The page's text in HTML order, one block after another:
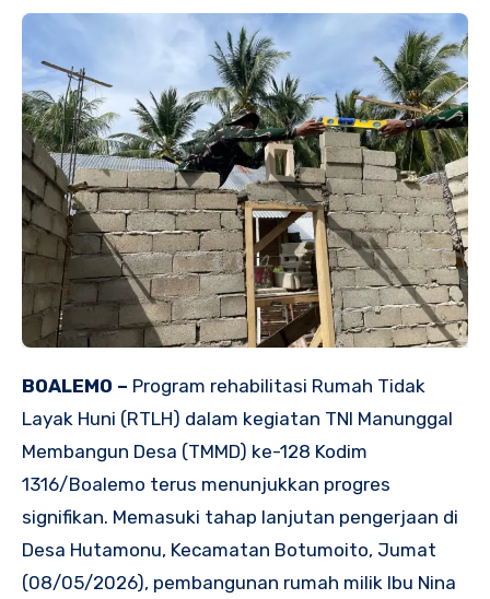
BOALEMO – Program rehabilitasi Rumah Tidak
Layak Huni (RTLH) dalam kegiatan TNI Manunggal
Membangun Desa (TMMD) ke-128 Kodim
1316/Boalemo terus menunjukkan progres
signifikan. Memasuki tahap lanjutan pengerjaan di
Desa Hutamonu, Kecamatan Botumoito, Jumat
(08/05/2026), pembangunan rumah milik Ibu Nina